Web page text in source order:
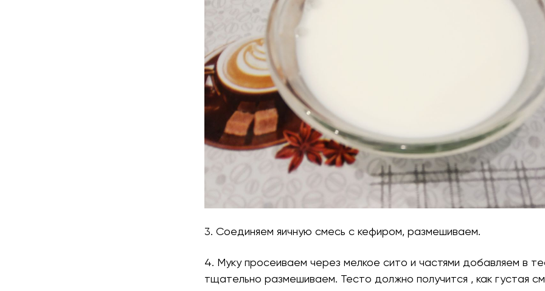
3. Соединяем яичную смесь с кефиром, размешиваем.
4. Муку просеиваем через мелкое сито и частями добавляем в
тщательно размешиваем. Тесто должно получится , как густая